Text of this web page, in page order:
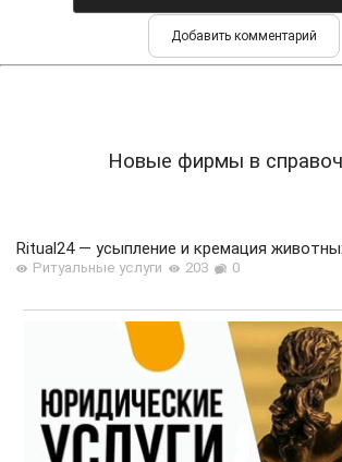
Новые фирмы в
Ritual24 — усыпление и кремация
Ритуальные услуги 203 0